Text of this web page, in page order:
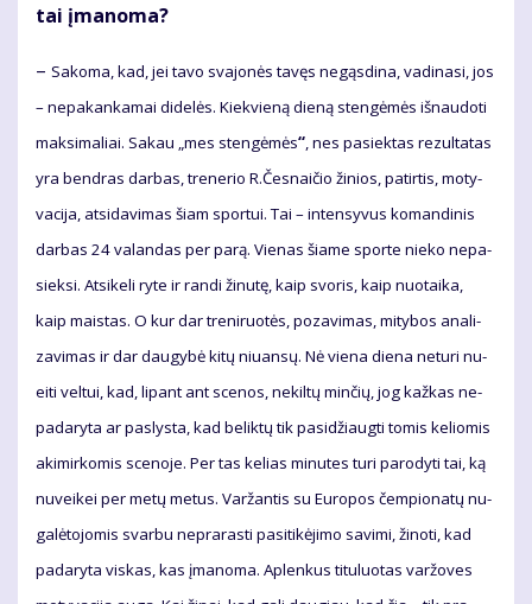
tai įma­no­ma?
– Sa­ko­ma, kad, jei ta­vo sva­jo­nės ta­vęs ne­gąs­di­na, va­di­na­si, jos
– ne­pa­kan­ka­mai di­de­lės. Kiek­vie­ną die­ną sten­gė­mės iš­nau­do­ti
mak­si­ma­liai. Sa­kau „mes sten­gė­mės“, nes pa­siek­tas re­zul­ta­tas
yra ben­dras dar­bas, tre­ne­rio R.Čes­nai­čio ži­nios, pa­tir­tis, mo­ty­
va­ci­ja, at­si­da­vi­mas šiam spor­tui. Tai – in­ten­sy­vus ko­man­di­nis
dar­bas 24 va­lan­das per pa­rą. Vie­nas šia­me spor­te nie­ko ne­pa­
siek­si. At­si­ke­li ry­te ir ran­di ži­nu­tę, kaip svo­ris, kaip nuo­tai­ka,
kaip mais­tas. O kur dar tre­ni­ruo­tės, po­za­vi­mas, mi­ty­bos ana­li­
za­vi­mas ir dar dau­gy­bė ki­tų niu­an­sų. Nė vie­na die­na ne­tu­ri nu­
ei­ti vel­tui, kad, li­pant ant sce­nos, ne­kil­tų min­čių, jog kaž­kas ne­
pa­da­ry­ta ar pa­slys­ta, kad be­lik­tų tik pa­si­džiaug­ti to­mis ke­lio­mis
aki­mir­ko­mis sce­no­je. Per tas ke­lias mi­nu­tes tu­ri pa­ro­dy­ti tai, ką
nu­vei­kei per me­tų me­tus. Var­žan­tis su Eu­ro­pos čem­pio­na­tų nu­
ga­lė­to­jo­mis svar­bu ne­pra­ras­ti pa­si­ti­kė­ji­mo sa­vi­mi, ži­no­ti, kad
pa­da­ry­ta vis­kas, kas įma­no­ma. Ap­len­kus ti­tu­luo­tas var­žo­ves